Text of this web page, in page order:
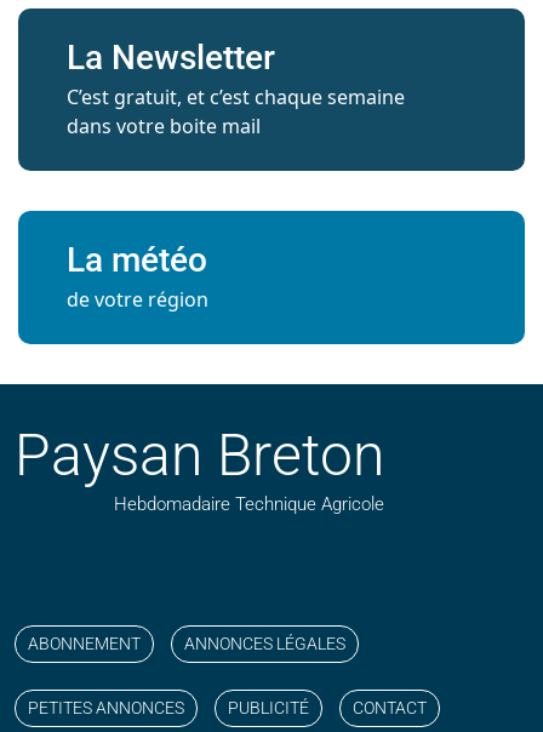
La Newsletter
C’est gratuit, et c’est chaque semaine
dans votre boite mail
La météo
de votre région
Paysan Breton
Hebdomadaire Technique Agricole
ABONNEMENT ANNONCES LÉGALES
PETITES ANNONCES PUBLICITÉ CONTACT